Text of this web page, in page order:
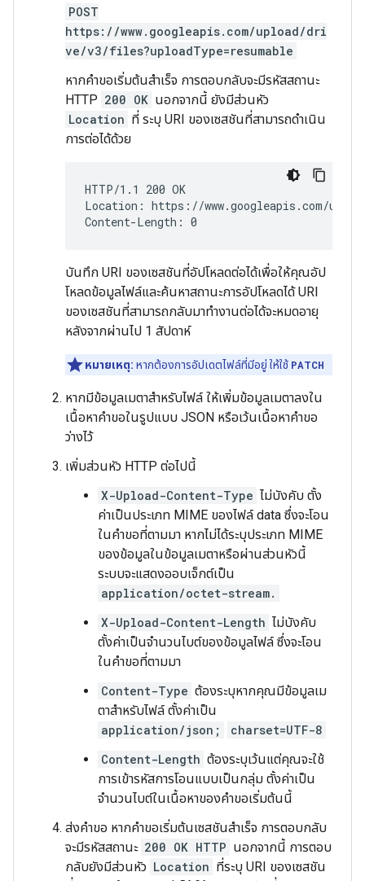
POST
https://www.googleapis.com/upload/dri
ve/v3/files?uploadType=resumable
หากคำขอเริ่มต้นสำเร็จ การตอบกลับจะมีรหัสสถานะ
HTTP 200 OK นอกจากนี้ ยังมีส่วนหัว
Location ที่ ระบุ URI ของเซสชันที่สามารถดำเนิน
การต่อได้ด้วย
HTTP/1.1 200 OK
Location: https://www.googleapis.com/
บันทึก URI ของเซสชันที่อัปโหลดต่อได้เพื่อให้คุณอัป
โหลดข้อมูลไฟล์และค้นหาสถานะการอัปโหลดได้ URI
ของเซสชันที่สามารถกลับมาทำงานต่อได้จะหมดอายุ
หลังจากผ่านไป 1 สัปดาห์
หมายเหตุ: หากต้องการอัปเดตไฟล์ที่มีอยู่ ให้ใช้ PATCH
หากมีข้อมูลเมตาสำหรับไฟล์ ให้เพิ่มข้อมูลเมตาลงใน
เนื้อหาคำขอในรูปแบบ JSON หรือเว้นเนื้อหาคำขอ
ว่างไว้
เพิ่มส่วนหัว HTTP ต่อไปนี้
X-Upload-Content-Type ไม่บังคับ ตั้ง
ค่าเป็นประเภท MIME ของไฟล์ data ซึ่งจะโอน
ในคำขอที่ตามมา หากไม่ได้ระบุประเภท MIME
ของข้อมูลในข้อมูลเมตาหรือผ่านส่วนหัวนี้
ระบบจะแสดงออบเจ็กต์เป็น
application/octet-stream.
X-Upload-Content-Length ไม่บังคับ
ตั้งค่าเป็นจำนวนไบต์ของข้อมูลไฟล์ ซึ่งจะโอน
ในคำขอที่ตามมา
Content-Type ต้องระบุหากคุณมีข้อมูลเม
ตาสำหรับไฟล์ ตั้งค่าเป็น
application/json;
charset=UTF-8
Content-Length ต้องระบุเว้นแต่คุณจะใช้
การเข้ารหัสการโอนแบบเป็นกลุ่ม ตั้งค่าเป็น
จำนวนไบต์ในเนื้อหาของคำขอเริ่มต้นนี้
ส่งคำขอ หากคำขอเริ่มต้นเซสชันสำเร็จ การตอบกลับ
จะมีรหัสสถานะ 200 OK HTTP นอกจากนี้ การตอบ
กลับยังมีส่วนหัว Location ที่ระบุ URI ของเซสชัน